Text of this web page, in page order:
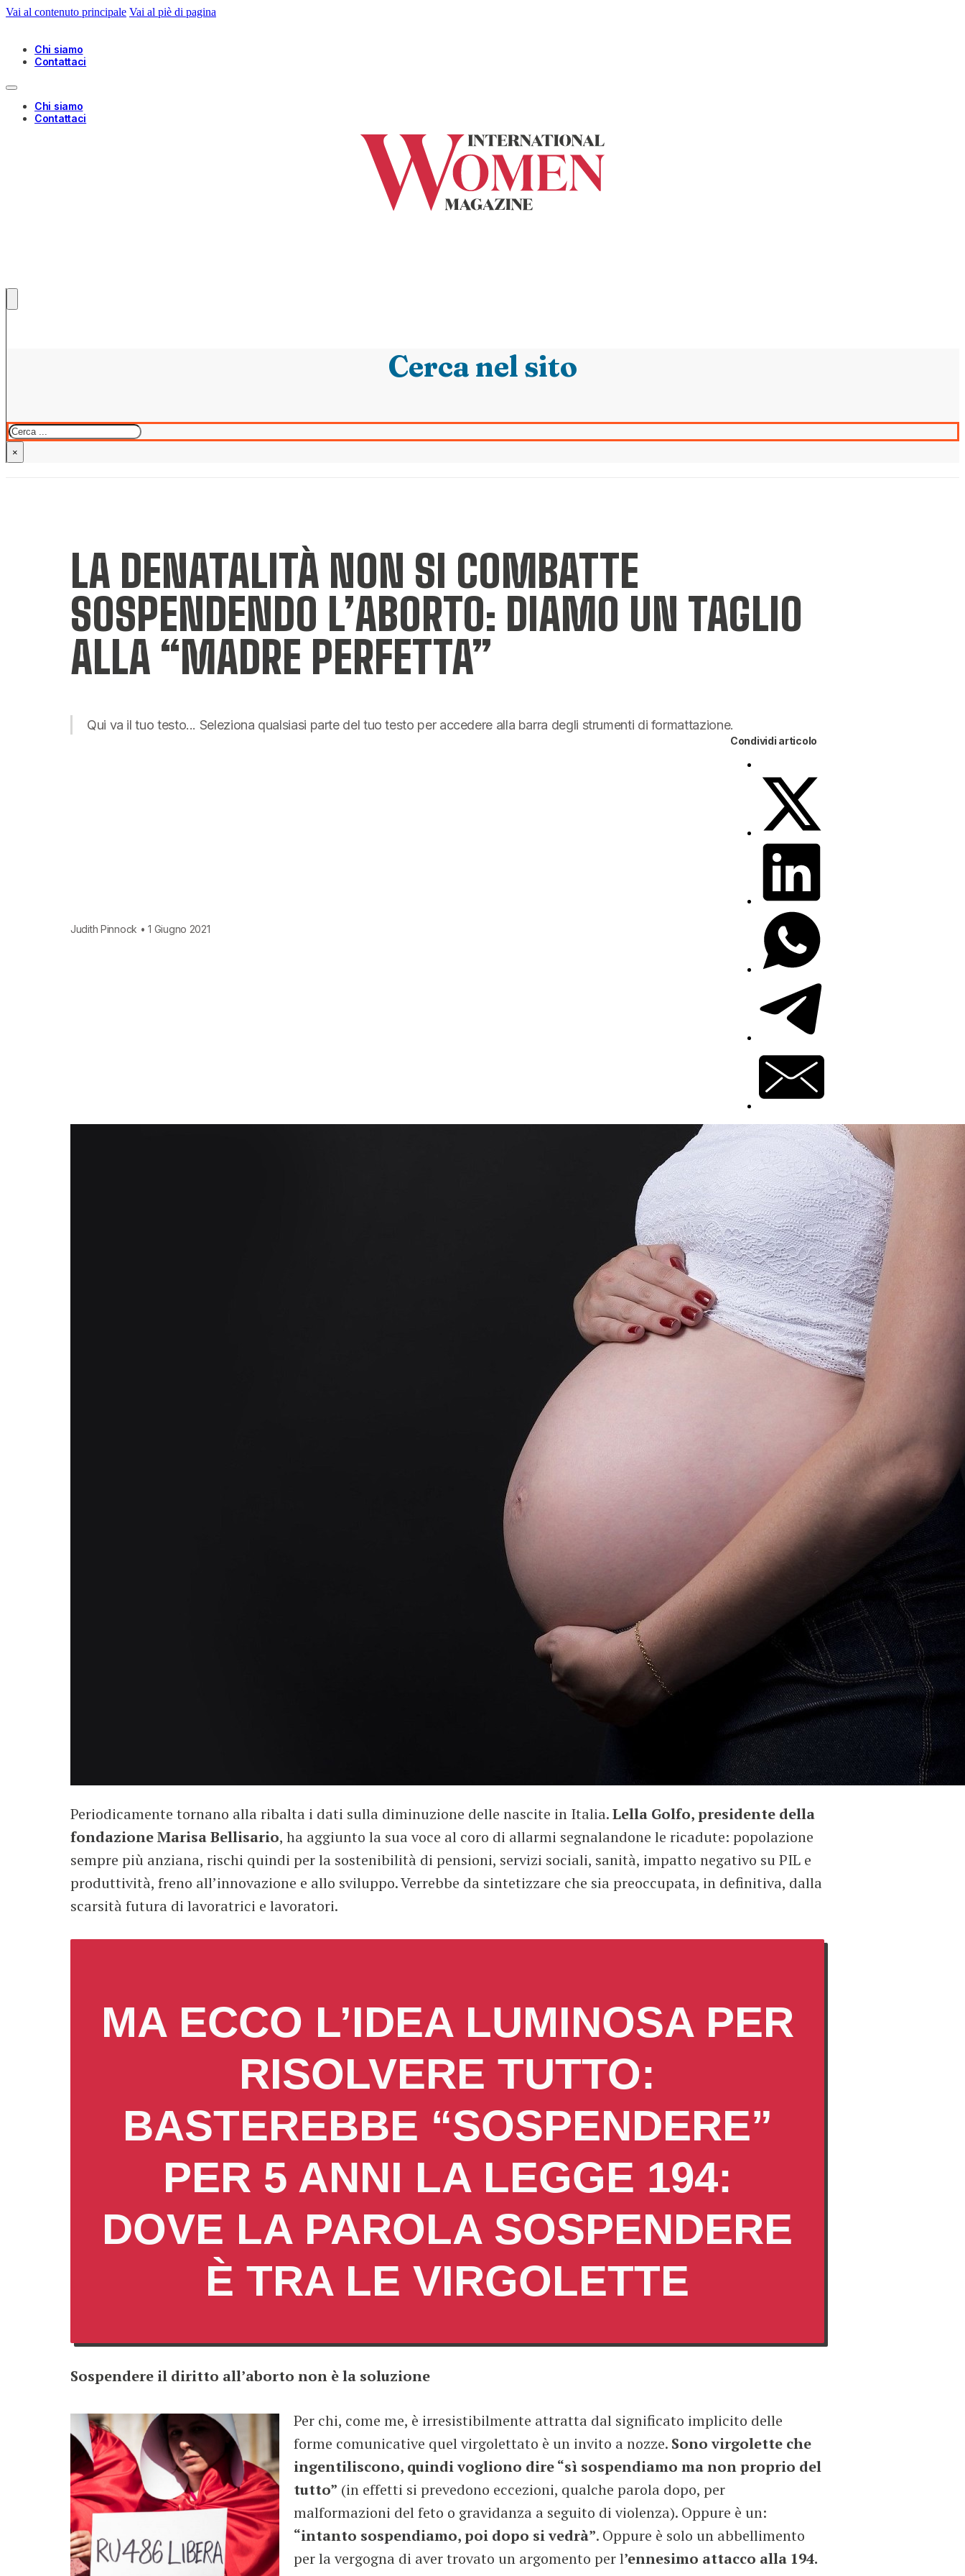
Vai al contenuto principale Vai al piè di pagina
Chi siamo
Contattaci
Chi siamo
Contattaci
Cerca nel sito
Cerca
×
LA DENATALITÀ NON SI COMBATTE
SOSPENDENDO L’ABORTO: DIAMO UN TAGLIO
ALLA “MADRE PERFETTA”
Qui va il tuo testo... Seleziona qualsiasi parte del tuo testo per accedere alla barra degli strumenti di formattazione.
Judith Pinnock • 1 Giugno 2021
Condividi articolo
Periodicamente tornano alla ribalta i dati sulla diminuzione delle nascite in Italia.Lella Golfo, presidente della
fondazione Marisa Bellisario, ha aggiunto la sua voce al coro di allarmi segnalandone le ricadute: popolazione
sempre più anziana, rischi quindi per la sostenibilità di pensioni, servizi sociali, sanità, impatto negativo su PIL e
produttività, freno all’innovazione e allo sviluppo. Verrebbe da sintetizzare che sia preoccupata, in definitiva, dalla
scarsità futura di lavoratrici e lavoratori.
MA ECCO L’IDEA LUMINOSA PER
RISOLVERE TUTTO:
BASTEREBBE “SOSPENDERE”
PER 5 ANNI LA LEGGE 194:
DOVE LA PAROLA SOSPENDERE
È TRA LE VIRGOLETTE
Sospendere il diritto all’aborto non è la soluzione
Per chi, come me, è irresistibilmente attratta dal significato implicito delle
forme comunicative quel virgolettato è un invito a nozze. Sono virgolette che
ingentiliscono, quindi vogliono dire “sì sospendiamo ma non proprio del
tutto” (in effetti si prevedono eccezioni, qualche parola dopo, per
malformazioni del feto o gravidanza a seguito di violenza). Oppure è un:
“intanto sospendiamo, poi dopo si vedrà”. Oppure è solo un abbellimento
per la vergogna di aver trovato un argomento per l’ennesimo attacco alla 194.